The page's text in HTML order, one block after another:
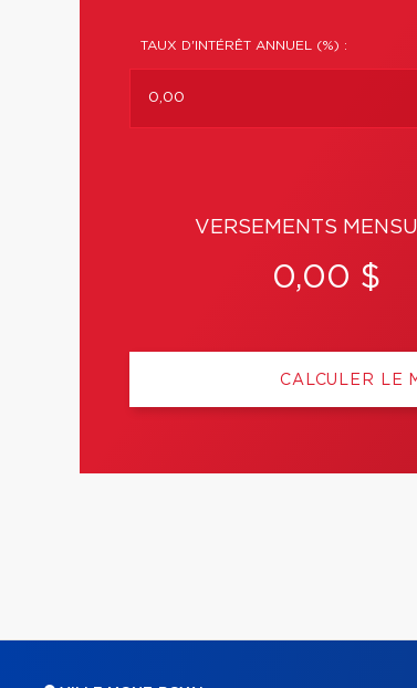
TAUX D'INTÉRÊT ANNUEL (%) :
VERSEMENTS
0,00 $
CALCULER LE